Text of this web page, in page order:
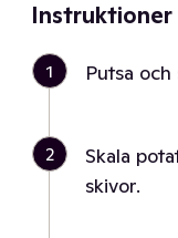
Instruktioner
1 Putsa
2
Skala
skivor.